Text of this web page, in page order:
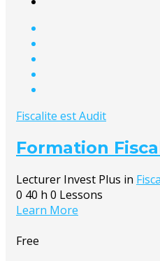
Fiscalite est Audit
Formation
Lecturer Invest Plus in
0 40 h 0 Lessons
Learn More
Free